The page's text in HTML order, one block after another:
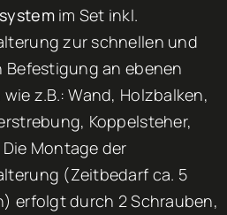
im Set inkl.
zur schnellen und
Befestigung an ebenen
wie z.B.: Wand, Holzbalken,
Koppelsteher,
Montage der
(Zeitbedarf ca. 5
erfolgt durch 2 Schrauben,